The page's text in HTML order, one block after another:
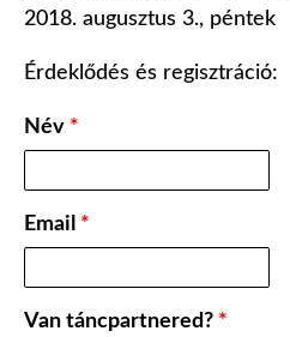
2018. augusztus 3., péntek
Érdeklődés és regisztráció:
Név *
Email *
Van táncpartnered? *